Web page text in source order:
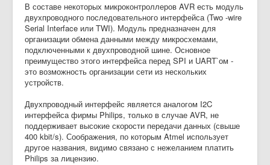
В составе некоторых микроконтроллеров AVR есть модуль
двухпроводного последовательного интерфейса (Two -wire
Serial Interface или TWI). Модуль предназначен для
организации обмена данными между микросхемами,
подключенными к двухпроводной шине. Основное
преимущество этого интерфейса перед SPI и UART`ом -
это возможность организации сети из нескольких
устройств.
Двухпроводный интерфейс является аналогом I2C
интерфейса фирмы Philips, только в случае AVR, не
поддерживает высокие скорости передачи данных (свыше
400 kbit/s). Соображения, по которым Atmel использует
другое названия, видимо связано с нежеланием платить
Philips за лицензию.